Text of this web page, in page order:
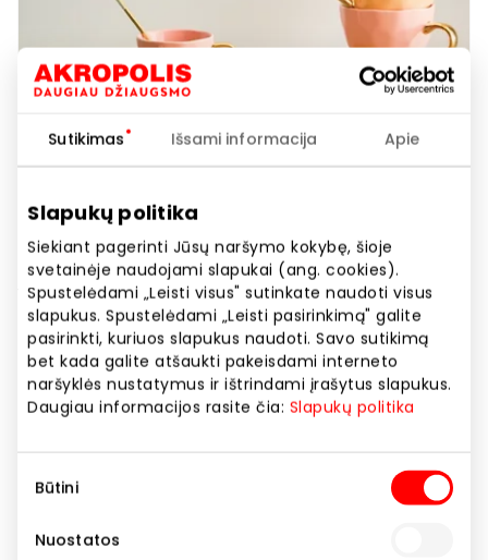
Sutikimas Išsami informacija Apie
Slapukų politika
Siekiant pagerinti Jūsų naršymo kokybę, šioje
svetainėje naudojami slapukai (ang. cookies).
Spustelėdami „Leisti visus" sutinkate naudoti visus
slapukus. Spustelėdami „Leisti pasirinkimą" galite
pasirinkti, kuriuos slapukus naudoti. Savo sutikimą
bet kada galite atšaukti pakeisdami interneto
naršyklės nustatymus ir ištrindami įrašytus slapukus.
Daugiau informacijos rasite čia: Slapukų politika
pasirinkimas
Būtini
Nuostatos
-20 % visam asortimentui!
1 aukštas
Akcijos trukmė
Nuo 2026.06.11iki2026.06.14
Rodyti lokaciją žemėlapyje
Kai oras nelepina, džiugina nuolaidos!